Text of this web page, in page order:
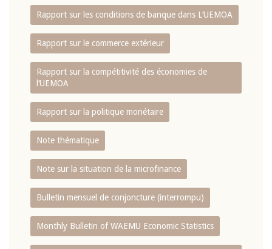
Rapport sur les conditions de banque dans L‘UEMOA
Rapport sur le commerce extérieur
Rapport sur la compétitivité des économies de
l‘UEMOA
Rapport sur la politique monétaire
Note thématique
Note sur la situation de la microfinance
Bulletin mensuel de conjoncture (interrompu)
Monthly Bulletin of WAEMU Economic Statistics